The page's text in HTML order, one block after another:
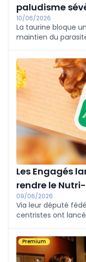
paludisme
10/06/2026
La taurine bloque
maintien du
Les Engagés
rendre le
09/06/2026
Via leur député
centristes ont
la publicité "pour
bons profils".
Premium